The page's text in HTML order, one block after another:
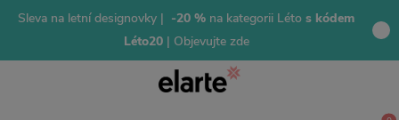
Sleva na letní designovky | -20 % na kategorii Léto s kódem
Léto20 | Objevujte zde